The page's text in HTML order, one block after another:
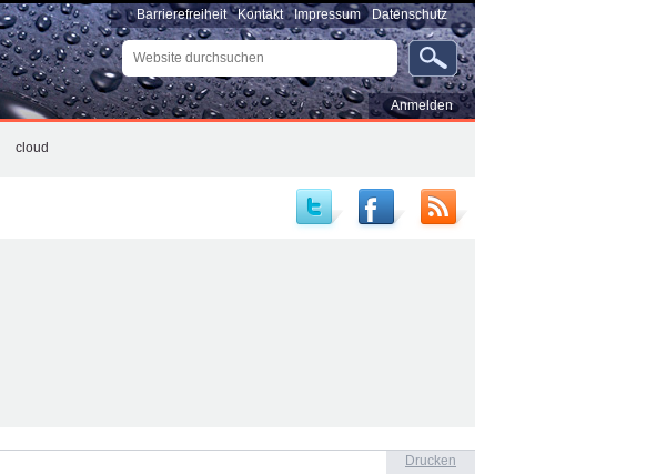
Website
durchsuchen
Erweiterte
Suche…
Barrierefreiheit Kontakt Impressum Datenschutz
Benutzerspezifische
Werkzeuge
Anmelden
cloud
Drucken